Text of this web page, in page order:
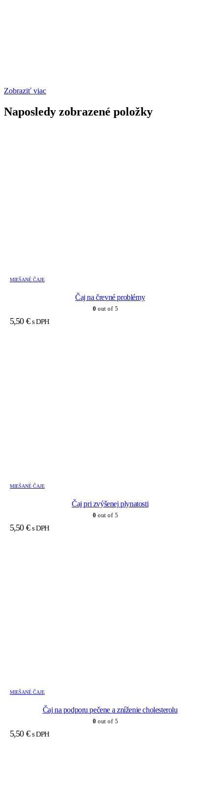
Zobraziť viac
Naposledy zobrazené položky
MIEŠANÉ ČAJE
Čaj na črevné problémy
0 out of 5
5,50 € s DPH
MIEŠANÉ ČAJE
Čaj pri zvýšenej plynatosti
0 out of 5
5,50 € s DPH
MIEŠANÉ ČAJE
Čaj na podporu pečene a zníženie cholesterolu
0 out of 5
5,50 € s DPH